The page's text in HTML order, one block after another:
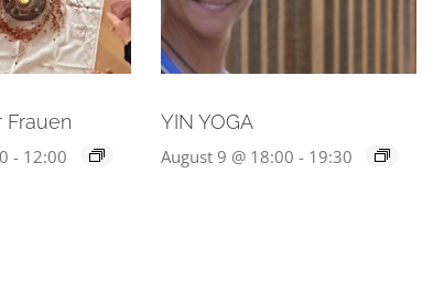
Frauen
- 12:00
YIN YOGA
August 9 @ 18:00 - 19:30